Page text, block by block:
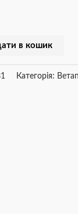
в кошик
Категорія: